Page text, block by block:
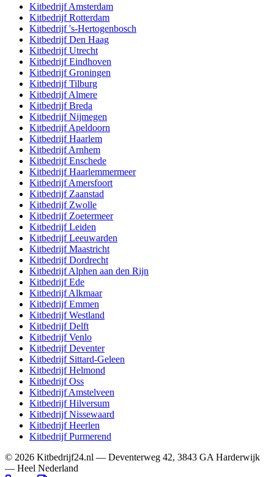
KitbedrijfAmsterdam
KitbedrijfRotterdam
Kitbedrijf's-Hertogenbosch
KitbedrijfDen Haag
KitbedrijfUtrecht
KitbedrijfEindhoven
KitbedrijfGroningen
KitbedrijfTilburg
KitbedrijfAlmere
KitbedrijfBreda
KitbedrijfNijmegen
KitbedrijfApeldoorn
KitbedrijfHaarlem
KitbedrijfArnhem
KitbedrijfEnschede
KitbedrijfHaarlemmermeer
KitbedrijfAmersfoort
Kitbedrijf Zaanstad
Kitbedrijf Zwolle
Kitbedrijf Zoetermeer
KitbedrijfLeiden
KitbedrijfLeeuwarden
KitbedrijfMaastricht
KitbedrijfDordrecht
KitbedrijfAlphen aan den Rijn
KitbedrijfEde
KitbedrijfAlkmaar
KitbedrijfEmmen
KitbedrijfWestland
KitbedrijfDelft
KitbedrijfVenlo
KitbedrijfDeventer
Kitbedrijf Sittard-Geleen
KitbedrijfHelmond
KitbedrijfOss
KitbedrijfAmstelveen
KitbedrijfHilversum
KitbedrijfNissewaard
KitbedrijfHeerlen
KitbedrijfPurmerend
© 2026 Kitbedrijf24.nl — Deventerweg 42, 3843 GA Harderwijk
— Heel Nederland